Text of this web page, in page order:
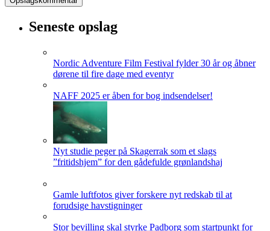
Seneste opslag
Nordic Adventure Film Festival fylder 30 år og åbner
dørene til fire dage med eventyr
NAFF 2025 er åben for bog indsendelser!
Nyt studie peger på Skagerrak som et slags
”fritidshjem” for den gådefulde grønlandshaj
Gamle luftfotos giver forskere nyt redskab til at
forudsige havstigninger
Stor bevilling skal styrke Padborg som startpunkt for